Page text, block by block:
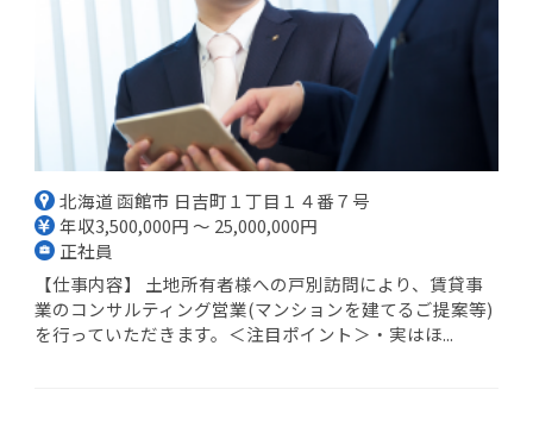
北海道 函館市 日吉町１丁目１４番７号
年収3,500,000円 ～ 25,000,000円
正社員
【仕事内容】 土地所有者様への戸別訪問により、賃貸事
業のコンサルティング営業(マンションを建てるご提案等)
を行っていただきます。＜注目ポイント＞・実はほ...